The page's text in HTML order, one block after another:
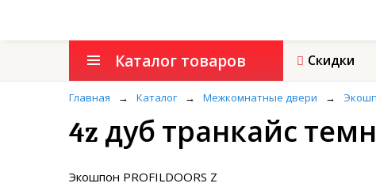
Каталог товаров Скидки
Главная → Каталог → Межкомнатные двери →
4z дуб транкайс
Экошпон PROFILDOORS Z